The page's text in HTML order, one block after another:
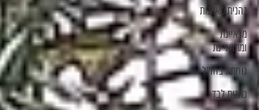
נהנית מאמנות
מראיינת
ומתראיינת
נוחתת בחו"ל
נהנית לבד